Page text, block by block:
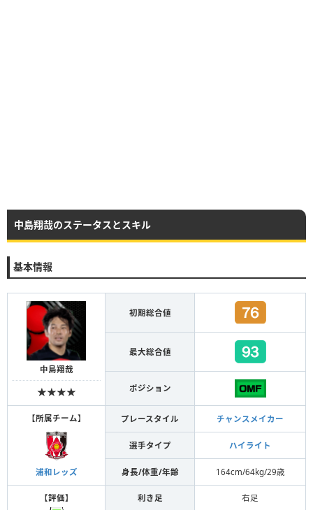
中島翔哉のステータスとスキル
基本情報
中島翔哉
★★★★
初期総合値
最大総合値
ポジション
【所属チーム】
浦和レッズ
プレースタイル チャンスメイカー
選手タイプ ハイライト
身長/体重/年齢 164cm/64kg/29歳
【評価】 利き足 右足